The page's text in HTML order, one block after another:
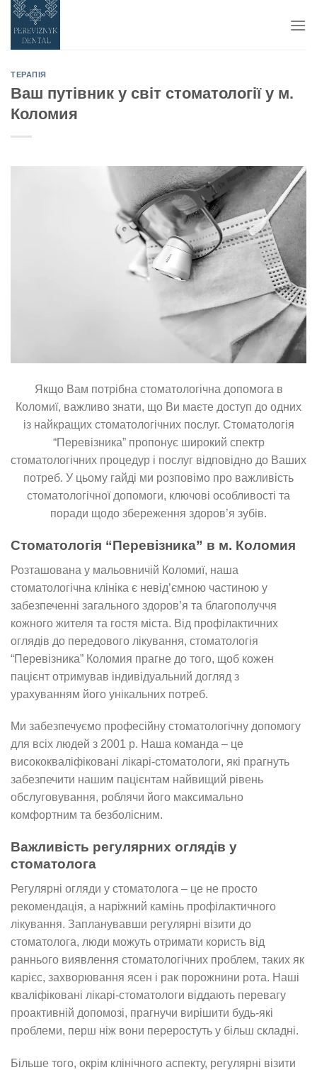
Skip
content
ТЕРАПІЯ
Ваш путівник у світ стоматології у м.
Коломия
Якщо Вам потрібна стоматологічна допомога в
Коломиї, важливо знати, що Ви маєте доступ до одних
із найкращих стоматологічних послуг. Стоматологія
“Перевізника” пропонує широкий спектр
стоматологічних процедур і послуг відповідно до Ваших
потреб. У цьому гайді ми розповімо про важливість
стоматологічної допомоги, ключові особливості та
поради щодо збереження здоров’я зубів.
Стоматологія “Перевізника” в м. Коломия
Розташована у мальовничій Коломиї, наша
стоматологічна клініка є невід’ємною частиною у
забезпеченні загального здоров’я та благополуччя
кожного жителя та гостя міста. Від профілактичних
оглядів до передового лікування, стоматологія
“Перевізника” Коломия прагне до того, щоб кожен
пацієнт отримував індивідуальний догляд з
урахуванням його унікальних потреб.
Ми забезпечуємо професійну стоматологічну допомогу
для всіх людей з 2001 р. Наша команда – це
висококваліфіковані лікарі-стоматологи, які прагнуть
забезпечити нашим пацієнтам найвищий рівень
обслуговування, роблячи його максимально
комфортним та безболісним.
Важливість регулярних оглядів у
стоматолога
Регулярні огляди у стоматолога – це не просто
рекомендація, а наріжний камінь профілактичного
лікування. Запланувавши регулярні візити до
стоматолога, люди можуть отримати користь від
раннього виявлення стоматологічних проблем, таких як
карієс, захворювання ясен і рак порожнини рота. Наші
кваліфіковані лікарі-стоматологи віддають перевагу
проактивній допомозі, прагнучи вирішити будь-які
проблеми, перш ніж вони переростуть у більш складні.
Більше того, окрім клінічного аспекту, регулярні візити